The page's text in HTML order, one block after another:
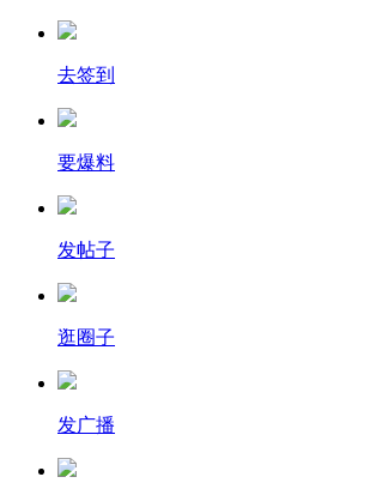
去签到
要爆料
发帖子
逛圈子
发广播